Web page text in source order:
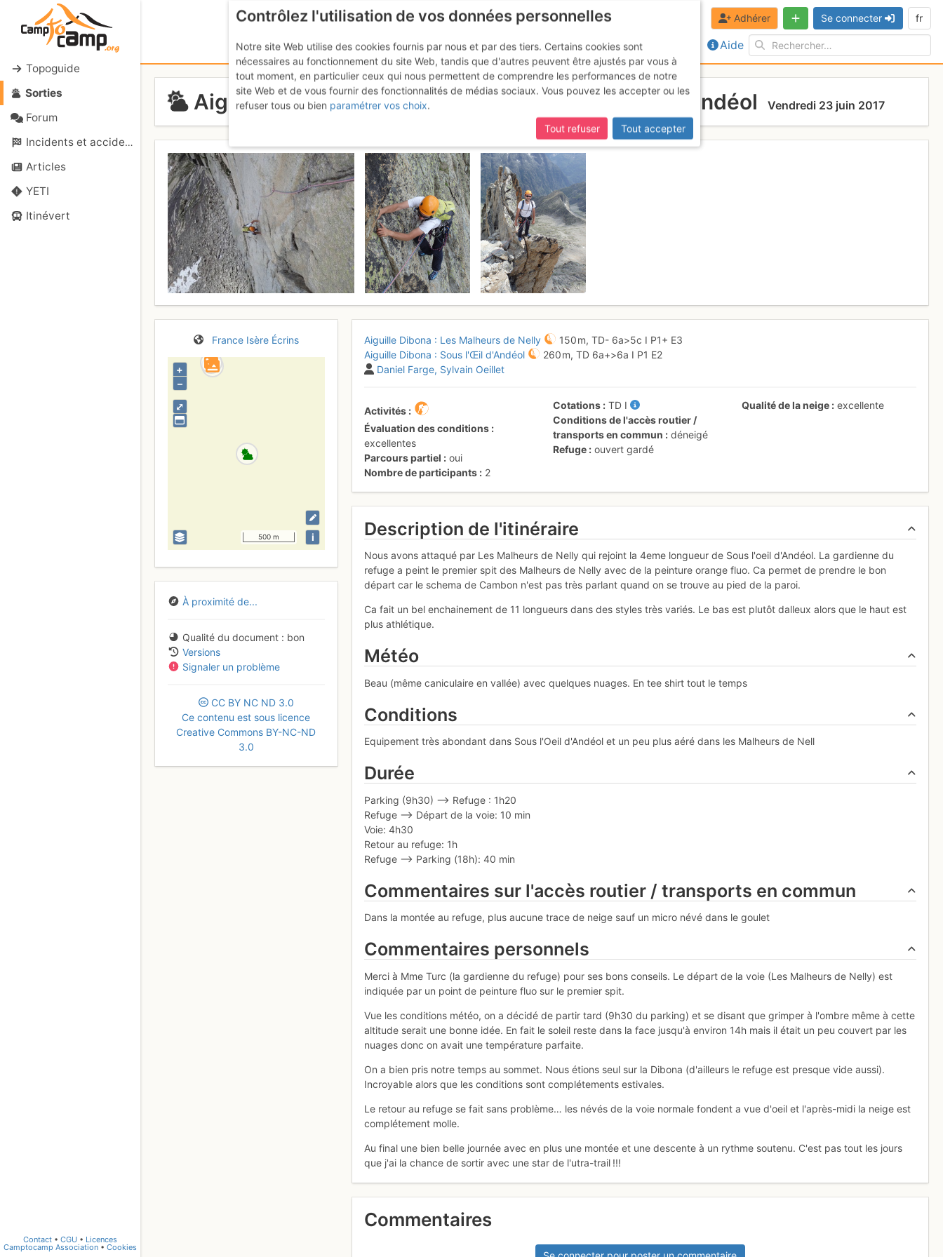
Topoguide
Sorties
Forum
Incidents et accidents
Articles
YETI
Itinévert
Contact • CGU • Licences
Camptocamp Association • Cookies
Aide
Adhérer Se connecter fr
Aiguille Dibona : Malheurs de Nelly + Sous l'Œil d'Andéol Vendredi 23 juin 2017
France Isère Écrins
⤢
+
–
500 m i
À proximité de...
Qualité du document
bon
Versions
Signaler un problème
CC BY NC ND 3.0
Ce contenu est sous licence
Creative Commons BY-NC-ND
3.0
Aiguille Dibona : Les Malheurs de Nelly 150 m,TD- 6a>5c I P1+ E3
Aiguille Dibona : Sous l'Œil d'Andéol
260 m,TD 6a+>6a I P1 E2
Daniel Farge Sylvain Oeillet
Activités
Évaluation des conditions
excellentes
Parcours partiel
oui
Nombre de participants
2
Cotations TD I
Conditions de l'accès routier /
transports en commun
déneigé
Refuge
ouvert gardé
Qualité de la neige excellente
Description de l'itinéraire
Nous avons attaqué par Les Malheurs de Nelly qui rejoint la 4eme longueur de Sous l'oeil d'Andéol. La gardienne du
refuge a peint le premier spit des Malheurs de Nelly avec de la peinture orange fluo. Ca permet de prendre le bon
départ car le schema de Cambon n'est pas très parlant quand on se trouve au pied de la paroi.
Ca fait un bel enchainement de 11 longueurs dans des styles très variés. Le bas est plutôt dalleux alors que le haut est
plus athlétique.
Météo
Beau (même caniculaire en vallée) avec quelques nuages. En tee shirt tout le temps
Conditions
Equipement très abondant dans Sous l'Oeil d'Andéol et un peu plus aéré dans les Malheurs de Nell
Durée
Parking (9h30) --> Refuge : 1h20
Refuge --> Départ de la voie: 10 min
Voie: 4h30
Retour au refuge: 1h
Refuge --> Parking (18h): 40 min
Commentaires sur l'accès routier / transports en commun
Dans la montée au refuge, plus aucune trace de neige sauf un micro névé dans le goulet
Commentaires personnels
Merci à Mme Turc (la gardienne du refuge) pour ses bons conseils. Le départ de la voie (Les Malheurs de Nelly) est
indiquée par un point de peinture fluo sur le premier spit.
Vue les conditions météo, on a décidé de partir tard (9h30 du parking) et se disant que grimper à l'ombre même à cette
altitude serait une bonne idée. En fait le soleil reste dans la face jusqu'à environ 14h mais il était un peu couvert par les
nuages donc on avait une température parfaite.
On a bien pris notre temps au sommet. Nous étions seul sur la Dibona (d'ailleurs le refuge est presque vide aussi).
Incroyable alors que les conditions sont complétements estivales.
Le retour au refuge se fait sans problème… les névés de la voie normale fondent a vue d'oeil et l'après-midi la neige est
complétement molle.
Au final une bien belle journée avec en plus une montée et une descente à un rythme soutenu. C'est pas tout les jours
que j'ai la chance de sortir avec une star de l'utra-trail !!!
Commentaires
Contrôlez l'utilisation de vos données personnelles
Notre site Web utilise des cookies fournis par nous et par des tiers. Certains cookies sont
nécessaires au fonctionnement du site Web, tandis que d'autres peuvent être ajustés par vous à
tout moment, en particulier ceux qui nous permettent de comprendre les performances de notre
site Web et de vous fournir des fonctionnalités de médias sociaux. Vous pouvez les accepter ou les
refuser tous ou bien paramétrer vos choix.
Tout refuser
Tout accepter